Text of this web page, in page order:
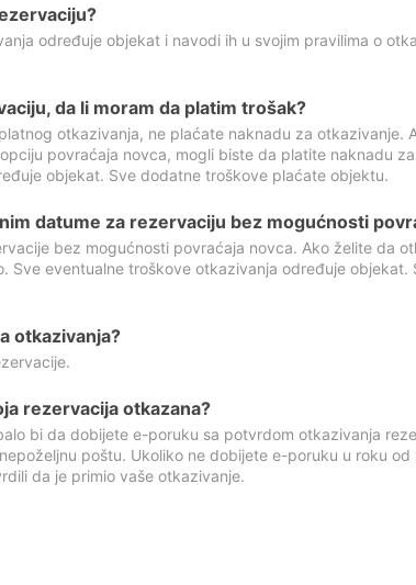
određuje objekat i navodi ih u svojim pravilima o
da li moram da platim trošak?
otkazivanja, ne plaćate naknadu za otkazivanje.
povraćaja novca, mogli biste da platite naknadu
objekat. Sve dodatne troškove plaćate objektu.
datume za rezervaciju bez mogućnosti
bez mogućnosti povraćaja novca. Ako želite da
Sve eventualne troškove otkazivanja određuje objekat.
otkazivanja?
rezervacija otkazana?
bi da dobijete e-poruku sa potvrdom otkazivanja
poštu. Ukoliko ne dobijete e-poruku u roku od
da je primio vaše otkazivanje.